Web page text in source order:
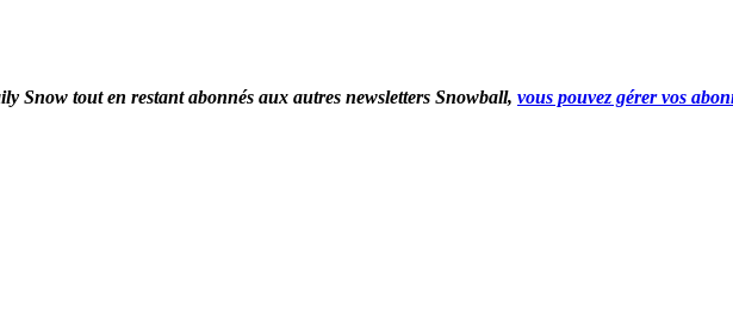
Snow tout en restant abonnés aux autres newsletters Snowball, vous pouvez gérer vos